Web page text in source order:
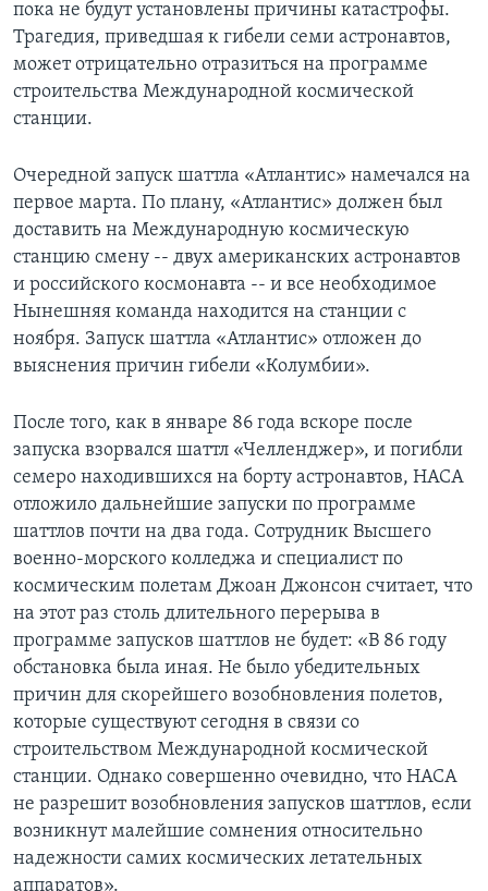
Learning English
СОЦИАЛЬНЫЕ СЕТИ
Языки
пока не будут установлены причины катастрофы.
Трагедия, приведшая к гибели семи астронавтов,
может отрицательно отразиться на программе
строительства Международной космической
станции.
Очередной запуск шаттла «Атлантис» намечался на
первое марта. По плану, «Атлантис» должен был
доставить на Международную космическую
станцию смену -- двух американских астронавтов
и российского космонавта -- и все необходимое
Нынешняя команда находится на станции с
ноября. Запуск шаттла «Атлантис» отложен до
выяснения причин гибели «Колумбии».
После того, как в январе 86 года вскоре после
запуска взорвался шаттл «Челленджер», и погибли
семеро находившихся на борту астронавтов, НАСА
отложило дальнейшие запуски по программе
шаттлов почти на два года. Сотрудник Высшего
военно-морского колледжа и специалист по
космическим полетам Джоан Джонсон считает, что
на этот раз столь длительного перерыва в
программе запусков шаттлов не будет: «В 86 году
обстановка была иная. Не было убедительных
причин для скорейшего возобновления полетов,
которые существуют сегодня в связи со
строительством Международной космической
станции. Однако совершенно очевидно, что НАСА
не разрешит возобновления запусков шаттлов, если
возникнут малейшие сомнения относительно
надежности самих космических летательных
аппаратов».